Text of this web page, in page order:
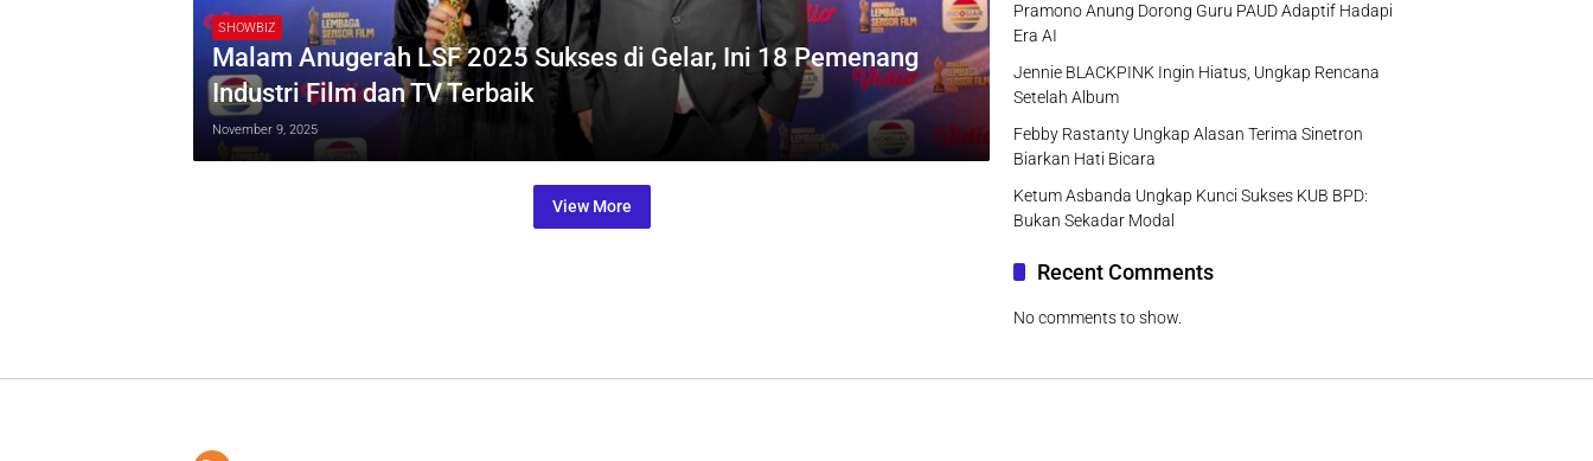
SHOWBIZ
Malam Anugerah LSF 2025 Sukses di Gelar, Ini 18 Pemenang
Industri Film dan TV Terbaik
November 9, 2025
View More
Pramono Anung Dorong Guru PAUD Adaptif Hadapi
Era AI
Jennie BLACKPINK Ingin Hiatus, Ungkap Rencana
Setelah Album
Febby Rastanty Ungkap Alasan Terima Sinetron
Biarkan Hati Bicara
Ketum Asbanda Ungkap Kunci Sukses KUB BPD:
Bukan Sekadar Modal
Recent Comments
No comments to show.